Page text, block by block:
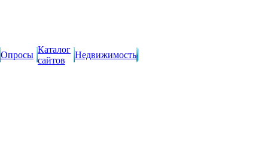
Опросы
Каталог
сайтов
Недвижимость